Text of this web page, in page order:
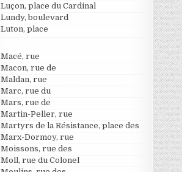
Luçon, place du Cardinal
Lundy, boulevard
Luton, place
Macé, rue
Macon, rue de
Maldan, rue
Marc, rue du
Mars, rue de
Martin-Peller, rue
Martyrs de la Résistance, place des
Marx-Dormoy, rue
Moissons, rue des
Moll, rue du Colonel